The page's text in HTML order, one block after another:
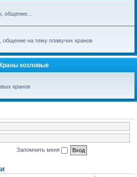
общение...
общение на тему плавучих кранов
Краны козловые
кранов
Запомнить меня